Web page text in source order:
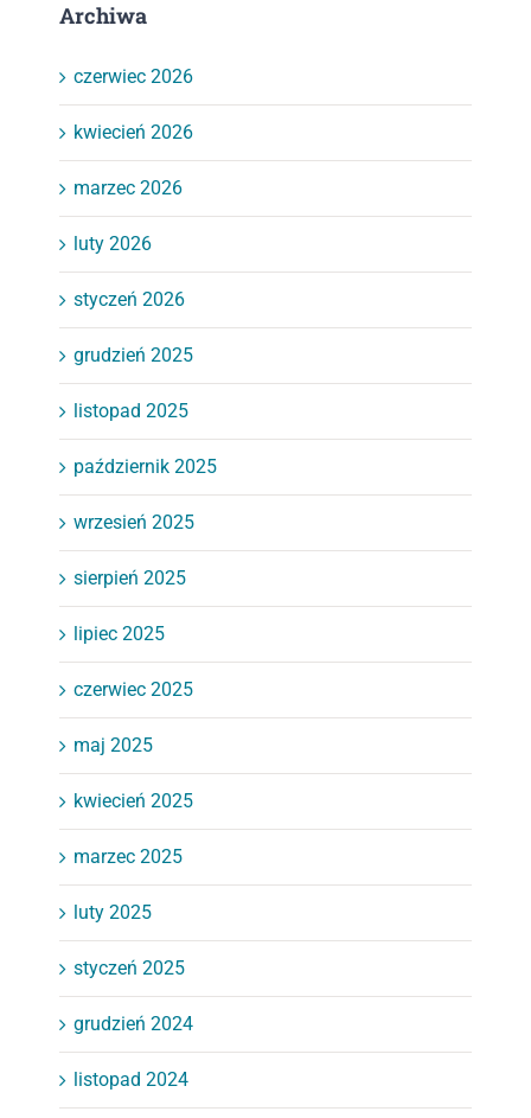
Archiwa
czerwiec 2026
kwiecień 2026
marzec 2026
luty 2026
styczeń 2026
grudzień 2025
listopad 2025
październik 2025
wrzesień 2025
sierpień 2025
lipiec 2025
czerwiec 2025
maj 2025
kwiecień 2025
marzec 2025
luty 2025
styczeń 2025
grudzień 2024
listopad 2024